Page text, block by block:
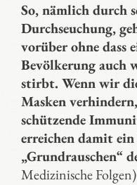
So, nämlich durch
Durchseuchung,
vorüber ohne dass
Bevölkerung auch
stirbt. Wenn wir
Masken
schützende
erreichen damit
„Grundrauschen“
Medizinische